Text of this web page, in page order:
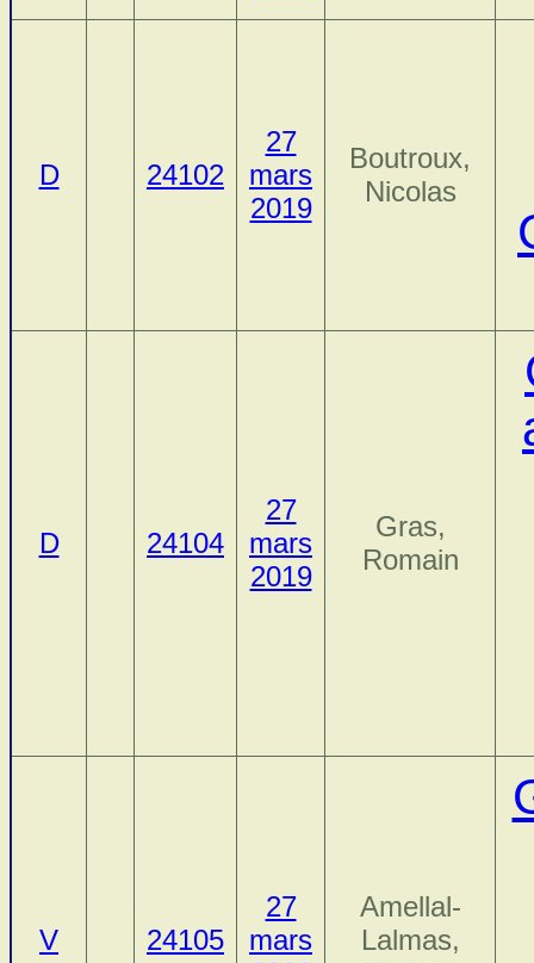
D 24102
27
mars
2019
Boutroux,
Nicolas
D 24104
27
mars
2019
Gras,
Romain
V 24105
27
mars
Amellal-
Lalmas,